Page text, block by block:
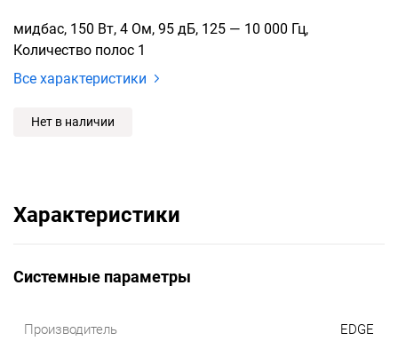
мидбас, 150 Вт, 4 Ом, 95 дБ, 125 — 10 000 Гц,
Количество полос 1
Все характеристики
Нет в наличии
Характеристики
Системные параметры
Производитель EDGE